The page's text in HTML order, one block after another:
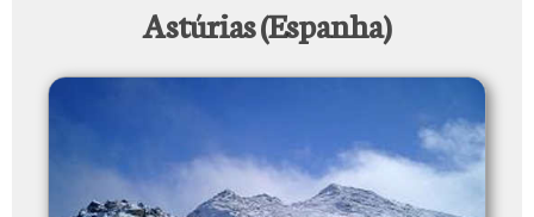
Astúrias (Espanha)